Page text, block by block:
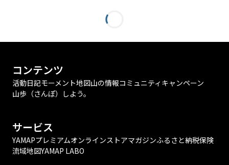
コンテンツ
活動日記モーメント地図山の情報コミュニティ キャンペーン
山歩（さんぽ）しよう。
サービス
YAMAPプレミアムオンラインストアマガジンふるさと納税保険
流域地図YAMAP LABO